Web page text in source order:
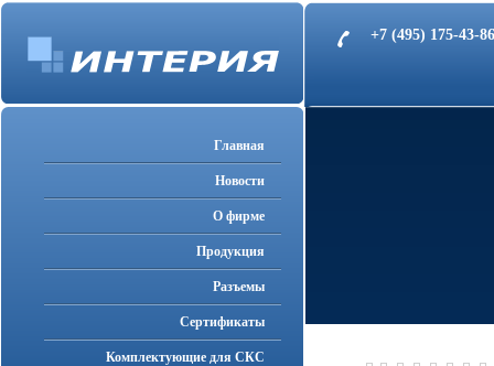
+7 (495) 175-43-
Главная
Новости
О фирме
Продукция
Разъемы
Cертификаты
Комплектующие для СКС